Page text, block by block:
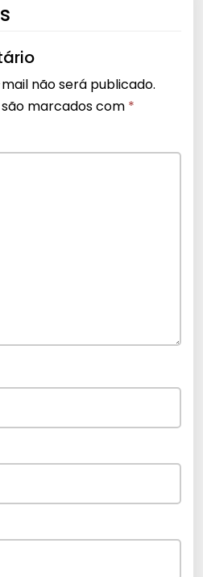
não será publicado.
marcados com *